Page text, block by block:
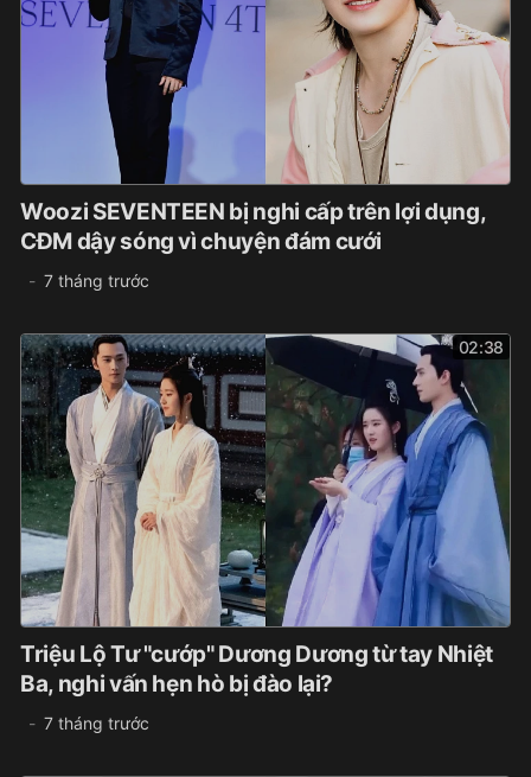
Woozi SEVENTEEN bị nghi cấp trên lợi dụng,
CĐM dậy sóng vì chuyện đám cưới
7 tháng trước
02:38
Triệu Lộ Tư "cướp" Dương Dương từ tay Nhiệt
Ba, nghi vấn hẹn hò bị đào lại?
7 tháng trước